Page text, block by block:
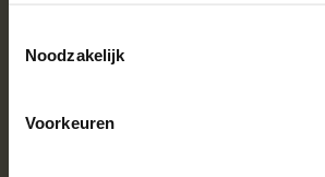
Noodzakelijk
Voorkeuren
Haag
Geen zorgen, ons bestelproces is
gebruiksvriendelijk. We begeleiden je